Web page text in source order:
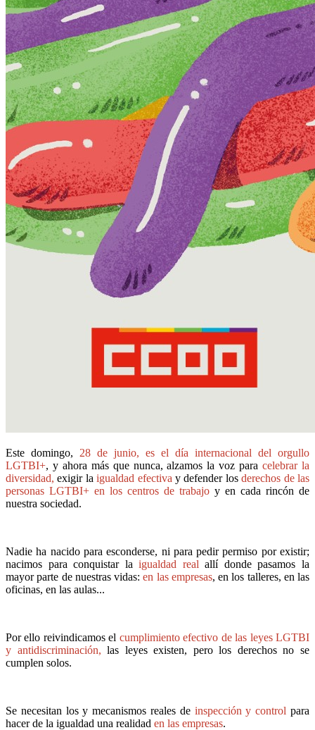
Este domingo, 28 de junio, es el día internacional del orgullo
LGTBI+, y ahora más que nunca, alzamos la voz para celebrar la
diversidad,exigir laigualdad efectivay defender losderechos de las
personas LGTBI+ en los centros de trabajo y en cada rincón de
nuestra sociedad.
Nadie ha nacido para esconderse, ni para pedir permiso por existir;
nacimos para conquistar la igualdad real allí donde pasamos la
mayor parte de nuestras vidas:en las empresas, en los talleres, en las
oficinas, en las aulas...
Por ello reivindicamos el cumplimiento efectivo de las leyes LGTBI
y antidiscriminación, las leyes existen, pero los derechos no se
cumplen solos.
Se necesitan los y mecanismos reales de inspección y controlpara
hacer de la igualdad una realidad en las empresas.